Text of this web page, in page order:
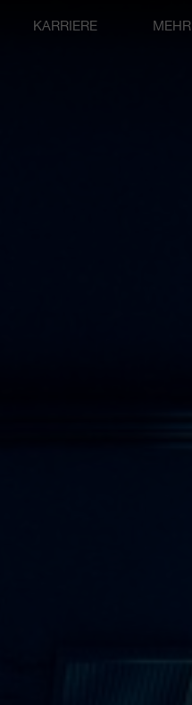
KARRIERE MEHR